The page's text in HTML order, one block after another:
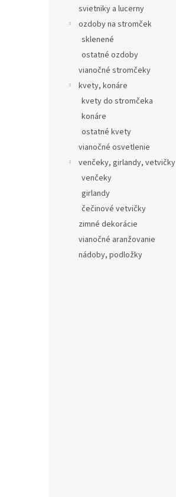
svietniky a lucerny
ozdoby na stromček
sklenené
ostatné ozdoby
vianočné stromčeky
kvety, konáre
kvety do stromčeka
konáre
ostatné kvety
vianočné osvetlenie
venčeky, girlandy, vetvičky
venčeky
girlandy
čečinové vetvičky
zimné dekorácie
vianočné aranžovanie
nádoby, podložky